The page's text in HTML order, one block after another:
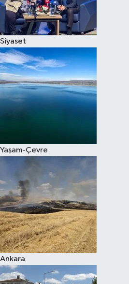
Siyaset
Yaşam-Çevre
Ankara
Spor
Çocuk
Eğitim
Kim kimdir?
Kültür Sanat
Sağlık
Siyaset
Teknoloji